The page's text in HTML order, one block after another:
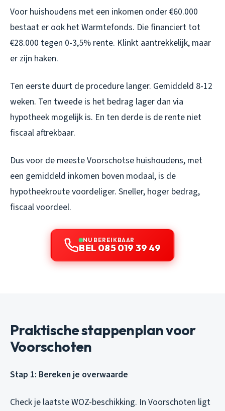
Voor huishoudens met een inkomen onder €60.000
bestaat er ook het Warmtefonds. Die financiert tot
€28.000 tegen 0-3,5% rente. Klinkt aantrekkelijk, maar
er zijn haken.
Ten eerste duurt de procedure langer. Gemiddeld 8-12
weken. Ten tweede is het bedrag lager dan via
hypotheek mogelijk is. En ten derde is de rente niet
fiscaal aftrekbaar.
Dus voor de meeste Voorschotse huishoudens, met
een gemiddeld inkomen boven modaal, is de
hypotheekroute voordeliger. Sneller, hoger bedrag,
fiscaal voordeel.
NU BEREIKBAAR
BEL 085 019 39 49
Praktische stappenplan voor
Voorschoten
Stap 1: Bereken je overwaarde
Check je laatste WOZ-beschikking. In Voorschoten ligt